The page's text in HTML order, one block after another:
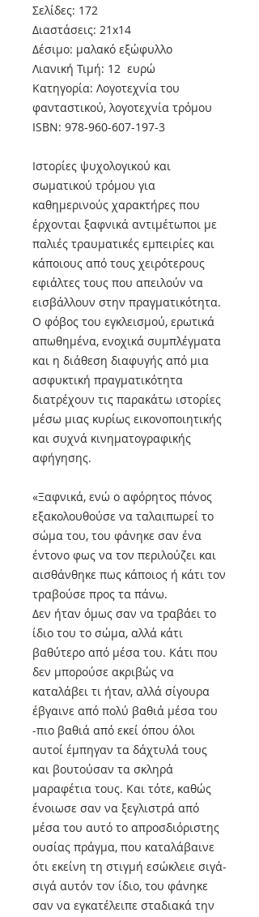
Σελίδες: 172
Διαστάσεις: 21x14
Δέσιμο: μαλακό εξώφυλλο
Λιανική Τιμή: 12 ευρώ
Κατηγορία: Λογοτεχνία του
φανταστικού, λογοτεχνία τρόμου
ISBN: 978-960-607-197-3
Ιστορίες ψυχολογικού και
σωματικού τρόμου για
καθημερινούς χαρακτήρες που
έρχονται ξαφνικά αντιμέτωποι με
παλιές τραυματικές εμπειρίες και
κάποιους από τους χειρότερους
εφιάλτες τους που απειλούν να
εισβάλλουν στην πραγματικότητα.
Ο φόβος του εγκλεισμού, ερωτικά
απωθημένα, ενοχικά συμπλέγματα
και η διάθεση διαφυγής από μια
ασφυκτική πραγματικότητα
διατρέχουν τις παρακάτω ιστορίες
μέσω μιας κυρίως εικονοποιητικής
και συχνά κινηματογραφικής
αφήγησης.
«Ξαφνικά, ενώ ο αφόρητος πόνος
εξακολουθούσε να ταλαιπωρεί το
σώμα του, του φάνηκε σαν ένα
έντονο φως να τον περιλούζει και
αισθάνθηκε πως κάποιος ή κάτι τον
τραβούσε προς τα πάνω.
Δεν ήταν όμως σαν να τραβάει το
ίδιο του το σώμα, αλλά κάτι
βαθύτερο από μέσα του. Κάτι που
δεν μπορούσε ακριβώς να
καταλάβει τι ήταν, αλλά σίγουρα
έβγαινε από πολύ βαθιά μέσα του
-πιο βαθιά από εκεί όπου όλοι
αυτοί έμπηγαν τα δάχτυλά τους
και βουτούσαν τα σκληρά
μαραφέτια τους. Και τότε, καθώς
ένοιωσε σαν να ξεγλιστρά από
μέσα του αυτό το απροσδιόριστης
ουσίας πράγμα, που καταλάβαινε
ότι εκείνη τη στιγμή εσώκλειε σιγά-
σιγά αυτόν τον ίδιο, του φάνηκε
σαν να εγκατέλειπε σταδιακά την